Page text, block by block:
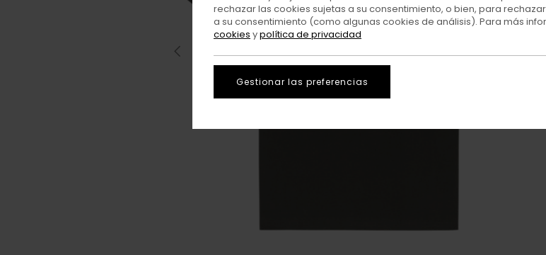
rechazar las cookies sujetas a su consentimiento, o bien, para
a su consentimiento (como algunas cookies de análisis). Para más
cookies ypolítica de privacidad
Gestionar las preferencias